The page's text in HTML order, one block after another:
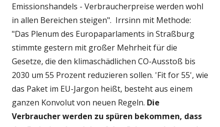
Emissionshandels - Verbraucherpreise werden wohl
in allen Bereichen steigen". Irrsinn mit Methode:
"Das Plenum des Europaparlaments in Straßburg
stimmte gestern mit großer Mehrheit für die
Gesetze, die den klimaschädlichen CO-Ausstoß bis
2030 um 55 Prozent reduzieren sollen. 'Fit for 55', wie
das Paket im EU-Jargon heißt, besteht aus einem
ganzen Konvolut von neuen Regeln. Die
Verbraucher werden zu spüren bekommen, dass